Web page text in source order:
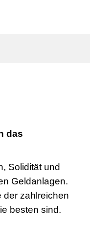
das
Solidität und
Geldanlagen.
der zahlreichen
besten sind.